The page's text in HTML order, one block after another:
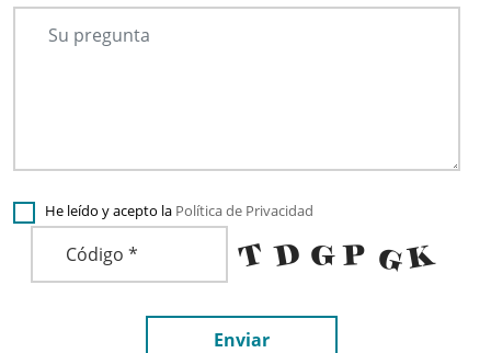
He leído y acepto la Política de Privacidad
Enviar